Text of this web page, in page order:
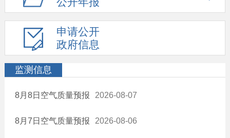
价格收费
年度专项资金项目指南
重大民生信息
公益救助
食品安全
环境保护
申请公开
政府信息
监测信息
8月8日空气质量预报 2026-08-07
8月7日空气质量预报 2026-08-06